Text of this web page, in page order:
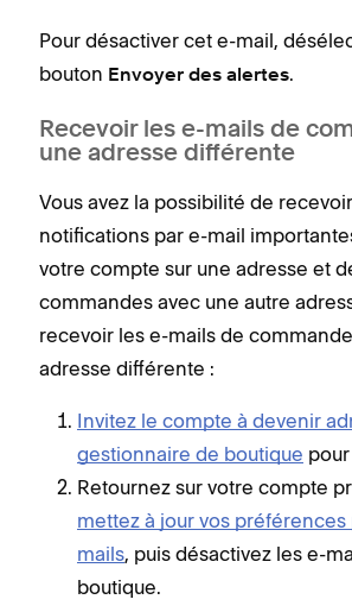
Pour désactiver cet e-mail,
bouton Envoyer des alertes.
Recevoir les e-mails de
une adresse différente
Vous avez la possibilité de
notifications par e-mail
votre compte sur une adresse et
commandes avec une autre
recevoir les e-mails de
adresse différente :
Invitez le compte à devenir
gestionnaire de boutique
Retournez sur votre compte
mettez à jour vos préférences
mails, puis désactivez les e-
boutique.